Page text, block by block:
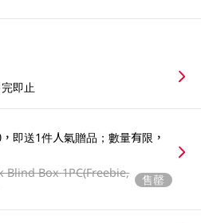
即止
即送1件人氣贈品；數量有限，
Box 1PC(Freebie,
售罄